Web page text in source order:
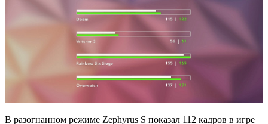
В разогнанном режиме Zephyrus S показал 112 кадров в игре